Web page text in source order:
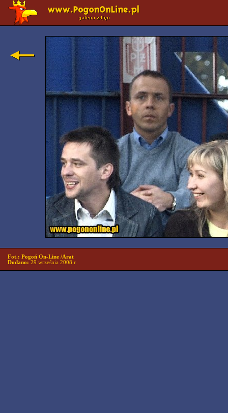
Fot.: Pogoń On-Line /Arat
Dodano: 29 września 2008 r.